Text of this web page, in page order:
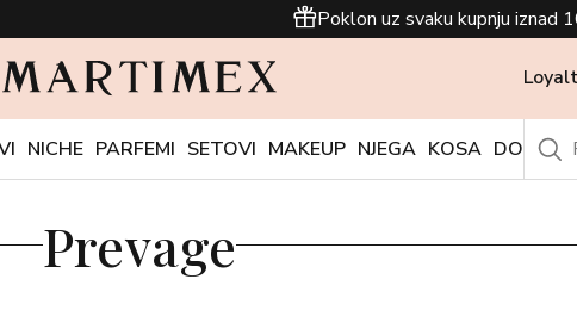
Poklon uz svaku kupnju iznad
NICHE PARFEMI SETOVI MAKEUP NJEGA KOSA DODACI
Prevage